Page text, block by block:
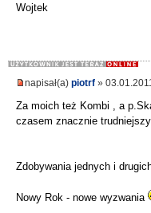
Wojtek
napisał(a) piotrf »
Za moich też Kombi , a
czasem znacznie
Zdobywania jednych i
Nowy Rok - nowe wyzwania